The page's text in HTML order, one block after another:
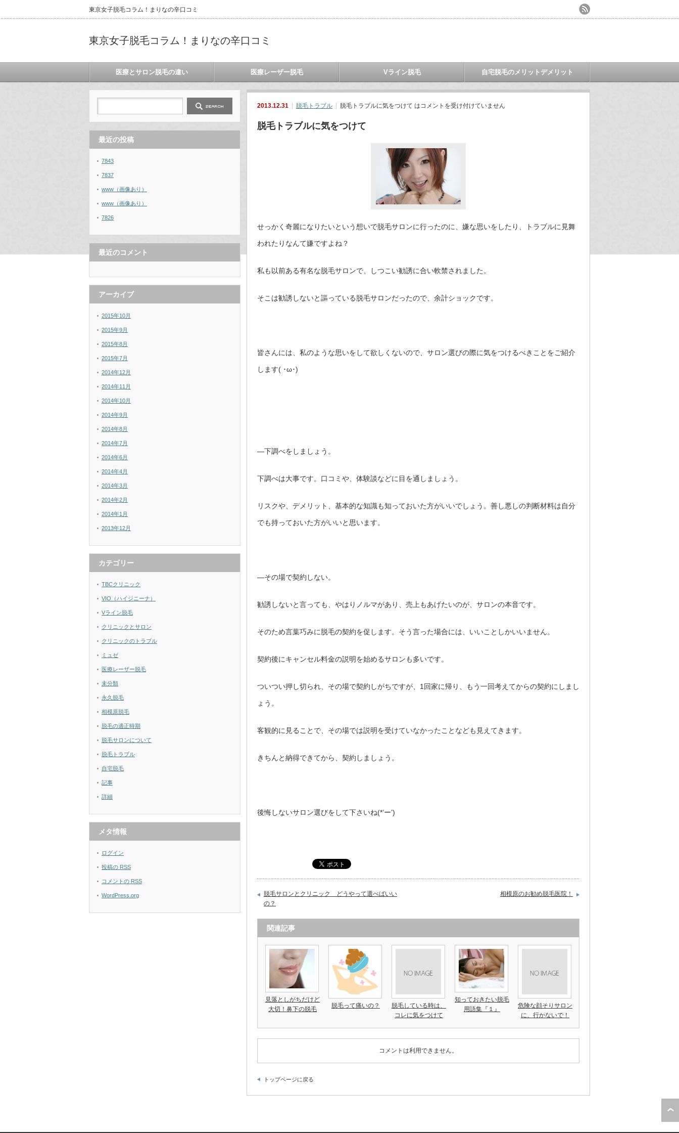
東京女子脱毛コラム！まりなの辛口コミ
東京女子脱毛コラム！まりなの辛口コミ
医療とサロン脱毛の違い 医療レーザー脱毛 Vライン脱毛 自宅脱毛のメリットデメリット
2013.12.31 脱毛トラブル 脱毛トラブルに気をつけて はコメントを受け付けていません
脱毛トラブルに気をつけて
せっかく奇麗になりたいという想いで脱毛サロンに行ったのに、嫌な思いをしたり、トラブルに見舞
われたりなんて嫌ですよね？
私も以前ある有名な脱毛サロンで、しつこい勧誘に合い軟禁されました。
そこは勧誘しないと謳っている脱毛サロンだったので、余計ショックです。
皆さんには、私のような思いをして欲しくないので、サロン選びの際に気をつけるべきことをご紹介
します( ･ω･)
—下調べをしましょう。
下調べは大事です。口コミや、体験談などに目を通しましょう。
リスクや、デメリット、基本的な知識も知っておいた方がいいでしょう。善し悪しの判断材料は自分
でも持っておいた方がいいと思います。
—その場で契約しない。
勧誘しないと言っても、やはりノルマがあり、売上もあげたいのが、サロンの本音です。
そのため言葉巧みに脱毛の契約を促します。そう言った場合には、いいことしかいいません。
契約後にキャンセル料金の説明を始めるサロンも多いです。
ついつい押し切られ、その場で契約しがちですが、1回家に帰り、もう一回考えてからの契約にしまし
ょう。
客観的に見ることで、その場では説明を受けていなかったことなども見えてきます。
きちんと納得できてから、契約しましょう。
後悔しないサロン選びをして下さいね(*’ー’)
脱毛サロンとクリニック どうやって選べばいい
の？
相模原のお勧め脱毛医院！
関連記事
見落としがちだけど
大切！鼻下の脱毛
脱毛って痛いの？
脱毛している時は、
コレに気をつけて
知っておきたい脱毛
用語集『１』
危険な顔そりサロン
に、行かないで！
コメントは利用できません。
トップページに戻る
最近の投稿
7843
7837
www（画像あり）
www（画像あり）
7826
最近のコメント
アーカイブ
2015年10月
2015年9月
2015年8月
2015年7月
2014年12月
2014年11月
2014年10月
2014年9月
2014年8月
2014年7月
2014年6月
2014年4月
2014年3月
2014年2月
2014年1月
2013年12月
カテゴリー
TBCクリニック
VIO（ハイジニーナ）
Vライン脱毛
クリニックとサロン
クリニックのトラブル
ミュゼ
医療レーザー脱毛
未分類
永久脱毛
相模原脱毛
脱毛の適正時期
脱毛サロンについて
脱毛トラブル
自宅脱毛
記事
詳細
メタ情報
ログイン
投稿の RSS
コメントの RSS
WordPress.org